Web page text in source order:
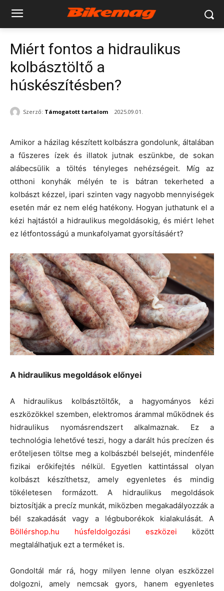
Miért fontos a hidraulikus
kolbásztöltő a
húskészítésben?
Szerző: Támogatott tartalom 2025.09.01.
Amikor a házilag készített kolbászra gondolunk, általában
a fűszeres ízek és illatok jutnak eszünkbe, de sokan
alábecsülik a töltés tényleges nehézségeit. Míg az
otthoni konyhák mélyén te is bátran tekerheted a
kolbászt kézzel, ipari szinten vagy nagyobb mennyiségek
esetén már ez nem elég hatékony. Hogyan juthatunk el a
kézi hajtástól a hidraulikus megoldásokig, és miért lehet
ez létfontosságú a munkafolyamat gyorsításáért?
A hidraulikus megoldások előnyei
A hidraulikus kolbásztöltők, a hagyományos kézi
eszközökkel szemben, elektromos árammal működnek és
hidraulikus nyomásrendszert alkalmaznak. Ez a
technológia lehetővé teszi, hogy a darált hús precízen és
erőteljesen töltse meg a kolbászbél belsejét, mindenféle
fizikai erőkifejtés nélkül. Egyetlen kattintással olyan
kolbászt készíthetsz, amely egyenletes és mindig
tökéletesen formázott. A hidraulikus megoldások
biztosítják a precíz munkát, miközben megakadályozzák a
bél szakadását vagy a légbuborékok kialakulását. A
Böllérshop.hu húsfeldolgozási eszközei között
megtalálhatjuk ezt a terméket is.
Gondoltál már rá, hogy milyen lenne olyan eszközzel
dolgozni, amely nemcsak gyors, hanem egyenletes